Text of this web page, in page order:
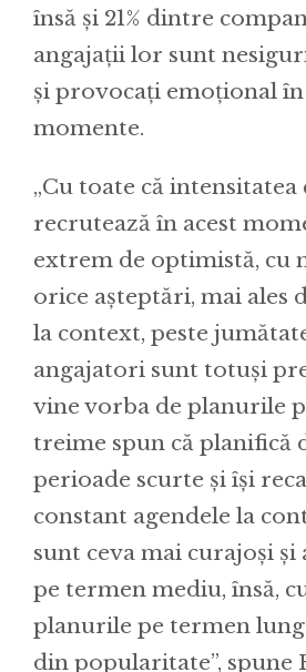
însă și 21% dintre
angajații lor sunt
și provocați emoțional în
momente.
„Cu toate că intensitatea
recrutează în acest
extrem de optimistă, cu
orice așteptări, mai ales
la context, peste
angajatori sunt totuși
vine vorba de planurile
treime spun că planifică
perioade scurte și își
constant agendele la
sunt ceva mai curajoși
pe termen mediu, însă,
planurile pe termen
din popularitate”, spune